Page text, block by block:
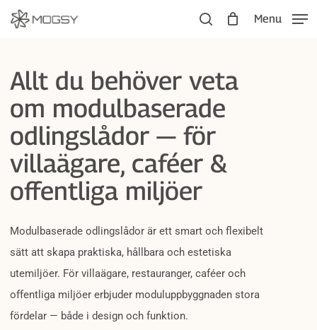
Skip
content
Menu
Allt du behöver veta
om modulbaserade
odlingslådor — för
villaägare, caféer &
offentliga miljöer
Modulbaserade odlingslådor är ett smart och flexibelt
sätt att skapa praktiska, hållbara och estetiska
utemiljöer. För villaägare, restauranger, caféer och
offentliga miljöer erbjuder moduluppbyggnaden stora
fördelar — både i design och funktion.